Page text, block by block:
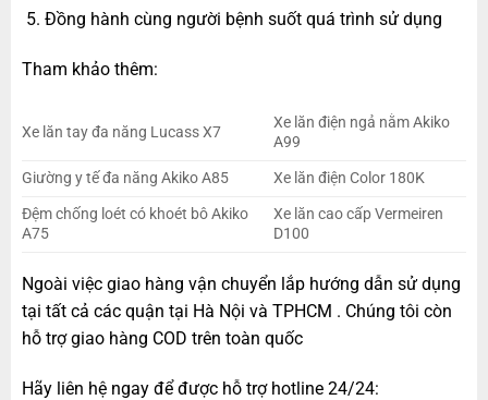
Đồng hành cùng người bệnh suốt quá trình sử dụng
Tham khảo thêm:
Xe lăn tay đa năng Lucass X7
Xe lăn điện ngả nằm Akiko
A99
Giường y tế đa năng Akiko A85
Xe lăn điện Color 180K
Đệm chống loét có khoét bô Akiko
A75
Xe lăn cao cấp Vermeiren
D100
Ngoài việc giao hàng vận chuyển lắp hướng dẫn sử dụng
tại tất cả các quận tại Hà Nội và TPHCM . Chúng tôi còn
hỗ trợ giao hàng COD trên toàn quốc
Hãy liên hệ ngay để được hỗ trợ hotline 24/24: